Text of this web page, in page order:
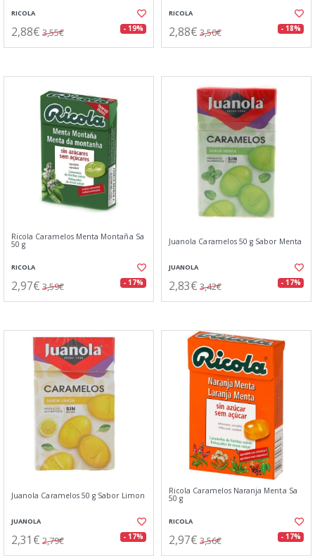
RICOLA
2,88€ 3,55€ - 19%
RICOLA
2,88€ 3,50€ - 18%
Ricola Caramelos Menta Montaña Sa
50 g
RICOLA
2,97€ 3,59€ - 17%
Juanola Caramelos 50 g Sabor Menta
JUANOLA
2,83€ 3,42€ - 17%
Juanola Caramelos 50 g Sabor Limon
JUANOLA
2,31€ 2,79€ - 17%
Ricola Caramelos Naranja Menta Sa
50 g
RICOLA
2,97€ 3,56€ - 17%